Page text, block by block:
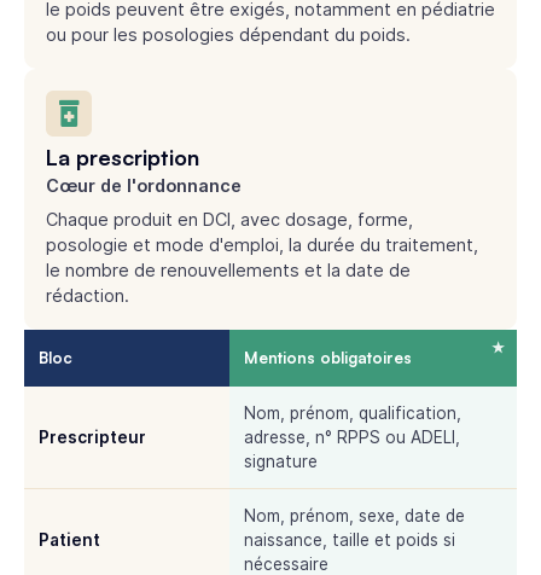
le poids peuvent être exigés, notamment en pédiatrie
ou pour les posologies dépendant du poids.
La prescription
Cœur de l'ordonnance
Chaque produit en DCI, avec dosage, forme,
posologie et mode d'emploi, la durée du traitement,
le nombre de renouvellements et la date de
rédaction.
Bloc Mentions obligatoires
Prescripteur
Nom, prénom, qualification,
adresse, n° RPPS ou ADELI,
signature
Patient
Nom, prénom, sexe, date de
naissance, taille et poids si
nécessaire